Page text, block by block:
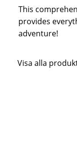
This
provides
adventure!
Visa alla